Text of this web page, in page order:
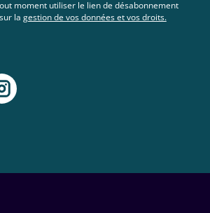
moment utiliser le lien de désabonnement
la gestion de vos données et vos droits.